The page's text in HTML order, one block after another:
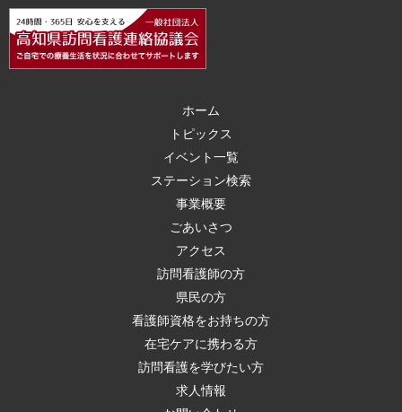
ホーム
トピックス
イベント一覧
ステーション検索
事業概要
ごあいさつ
アクセス
訪問看護師の方
県民の方
看護師資格をお持ちの方
在宅ケアに携わる方
訪問看護を学びたい方
求人情報